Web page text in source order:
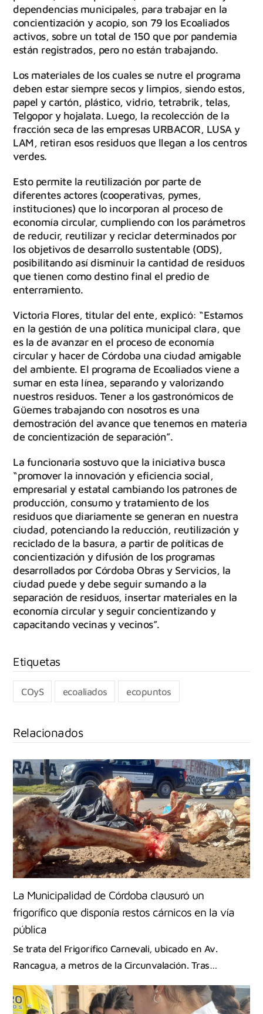
dependencias municipales, para trabajar en la
concientización y acopio, son 79 los Ecoaliados
activos, sobre un total de 150 que por pandemia
están registrados, pero no están trabajando.
Los materiales de los cuales se nutre el programa
deben estar siempre secos y limpios, siendo estos,
papel y cartón, plástico, vidrio, tetrabrik, telas,
Telgopor y hojalata. Luego, la recolección de la
fracción seca de las empresas URBACOR, LUSA y
LAM, retiran esos residuos que llegan a los centros
verdes.
Esto permite la reutilización por parte de
diferentes actores (cooperativas, pymes,
instituciones) que lo incorporan al proceso de
economía circular, cumpliendo con los parámetros
de reducir, reutilizar y reciclar determinados por
los objetivos de desarrollo sustentable (ODS),
posibilitando así disminuir la cantidad de residuos
que tienen como destino final el predio de
enterramiento.
Victoria Flores, titular del ente, explicó: “Estamos
en la gestión de una política municipal clara, que
es la de avanzar en el proceso de economía
circular y hacer de Córdoba una ciudad amigable
del ambiente. El programa de Ecoaliados viene a
sumar en esta línea, separando y valorizando
nuestros residuos. Tener a los gastronómicos de
Güemes trabajando con nosotros es una
demostración del avance que tenemos en materia
de concientización de separación”.
La funcionaria sostuvo que la iniciativa busca
“promover la innovación y eficiencia social,
empresarial y estatal cambiando los patrones de
producción, consumo y tratamiento de los
residuos que diariamente se generan en nuestra
ciudad, potenciando la reducción, reutilización y
reciclado de la basura, a partir de políticas de
concientización y difusión de los programas
desarrollados por Córdoba Obras y Servicios, la
ciudad puede y debe seguir sumando a la
separación de residuos, insertar materiales en la
economía circular y seguir concientizando y
capacitando vecinas y vecinos”.
COyS ecoaliados ecopuntos
Relacionados
La Municipalidad de Córdoba clausuró un
frigorífico que disponía restos cárnicos en la vía
pública
Se trata del Frigorífico Carnevali, ubicado en Av.
Rancagua, a metros de la Circunvalación. Tras…